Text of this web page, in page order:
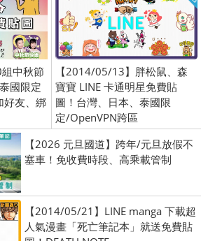
組中秋節
國限定
好友、綁
【2014/05/13】胖松鼠、森
寶寶 LINE 卡通明星免費貼
圖！台灣、日本、泰國限
定/OpenVPN跨區
【2026 元旦國道】跨年/元旦放假不
塞車！免收費時段、高乘載管制
【2014/05/21】LINE manga 下載超
人氣漫畫「死亡筆記本」就送免費貼